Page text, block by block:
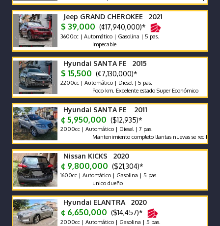
Jeep GRAND CHEROKEE 2021
$ 39,000 (¢17,940,000)*
3600cc | Automático | Gasolina | 5 pas.
Impecable
Hyundai SANTA FE 2015
$ 15,500 (¢7,130,000)*
2200cc | Automático | Diesel | 5 pas.
Poco km. Excelente estado Super Económico
Hyundai SANTA FE 2011
¢ 5,950,000 ($12,935)*
2000cc | Automático | Diesel | 7 pas.
Mantenimiento completo llantas nuevas se recibe y se
Nissan KICKS 2020
¢ 9,800,000 ($21,304)*
1600cc | Automático | Gasolina | 5 pas.
unico dueño
Hyundai ELANTRA 2020
¢ 6,650,000 ($14,457)*
2000cc | Automático | Gasolina | 5 pas.